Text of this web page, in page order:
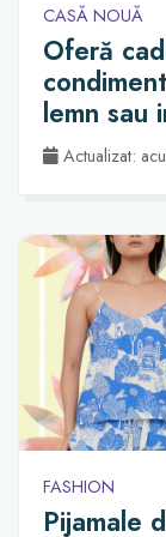
CASĂ NOUĂ
Oferă
lemn sau
Actualizat:
FASHION
Pijamale